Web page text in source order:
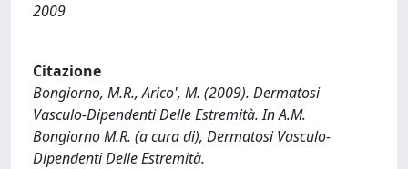
2009
Citazione
Bongiorno, M.R., Arico', M. (2009). Dermatosi
Vasculo-Dipendenti Delle Estremità. In A.M.
Bongiorno M.R. (a cura di), Dermatosi Vasculo-
Dipendenti Delle Estremità.